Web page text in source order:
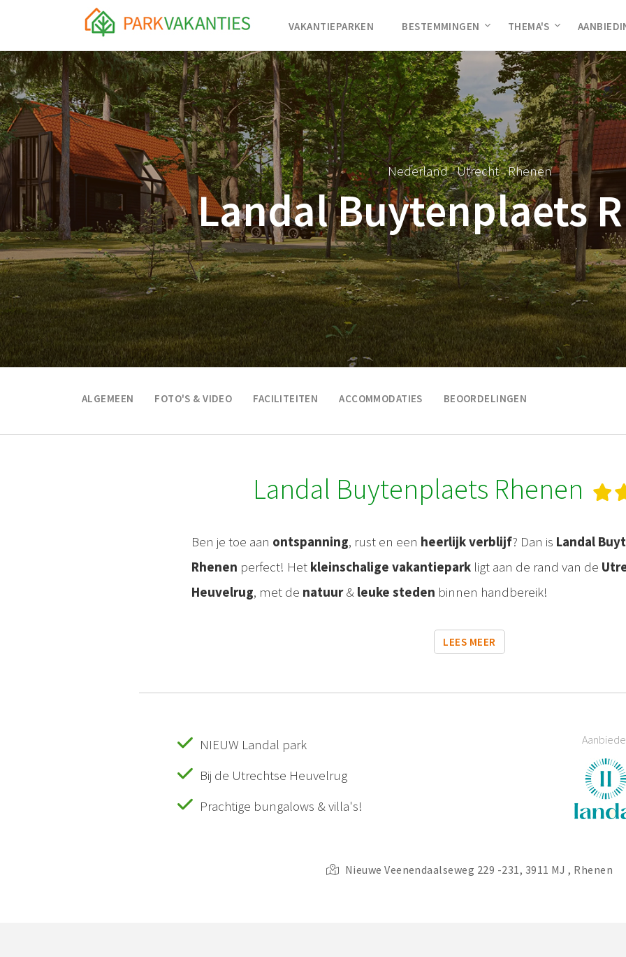
VAKANTIEPARKEN BESTEMMINGEN THEMA'S
Nederland–Utrecht–Rhenen
Landal Buytenplaets
ALGEMEEN FOTO'S & VIDEO FACILITEITEN ACCOMMODATIES BEOORDELINGEN
Landal Buytenplaets Rhenen
Ben je toe aan ontspanning, rust en een heerlijk verblijf? Dan is Landal
Rhenen perfect! Het kleinschalige vakantiepark ligt aan de rand van de
Heuvelrug, met de natuur& leuke steden binnen handbereik!
LEES MEER
NIEUW Landal park
Bij de Utrechtse Heuvelrug
Prachtige bungalows & villa's!
Nieuwe Veenendaalseweg 229 -231, 3911 MJ , Rhenen